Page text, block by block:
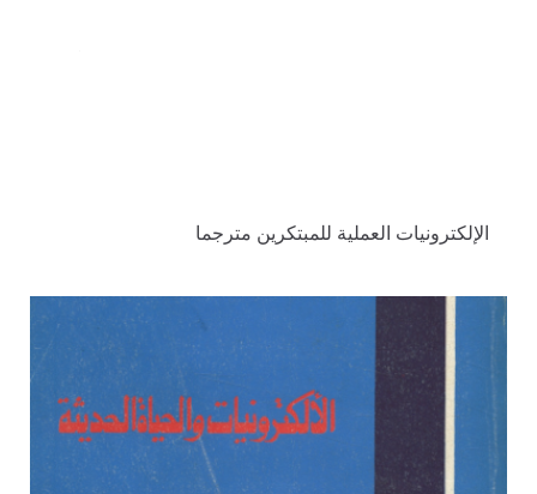
الإلكترونيات العملية للمبتكرين مترجما